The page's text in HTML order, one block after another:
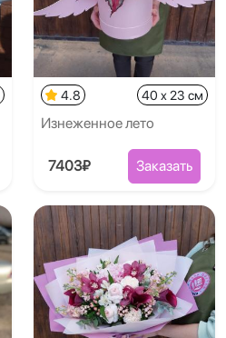
4.8 40 x 23 см
Изнеженное лето
7403₽ Заказать